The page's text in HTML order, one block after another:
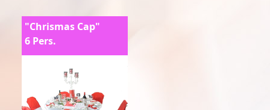
"Chrismas Cap"
6 Pers.